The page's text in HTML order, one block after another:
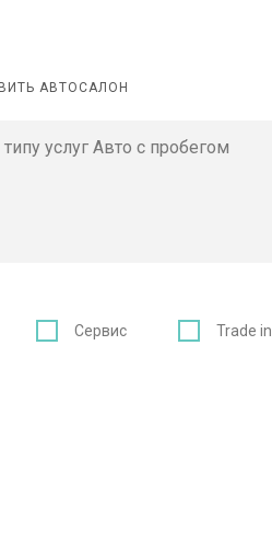
АВТОСАЛОН
услуг Авто с пробегом
Сервис Trade in